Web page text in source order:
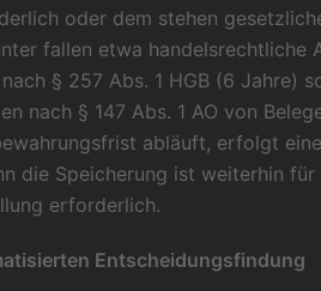
oder dem stehen
fallen etwa handelsrechtliche
§ 257 Abs. 1 HGB (6 Jahre)
nach § 147 Abs. 1 AO von
abläuft, erfolgt
die Speicherung ist weiterhin
erforderlich.
Entscheidungsfindung